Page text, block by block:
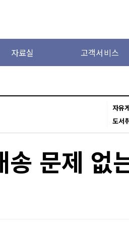
자료실 고객서비스
자유
도서
문제 없